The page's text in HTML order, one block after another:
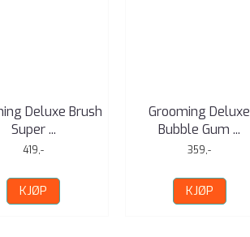
Deluxe Brush
Super ...
419,-
KJØP
Grooming Deluxe
Bubble Gum ...
359,-
KJØP